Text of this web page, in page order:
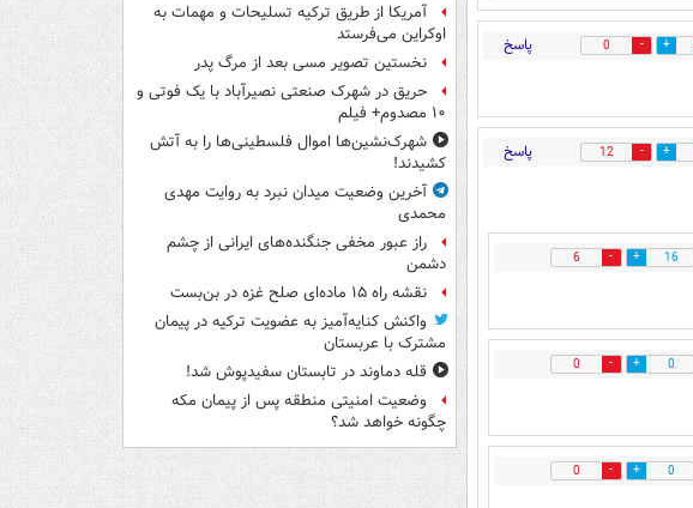
0 پاسخ
12 پاسخ
16
6
0
0
0
0
آمریکا از طریق ترکیه تسلیحات و مهمات به
اوکراین می‌فرستد
نخستین تصویر مسی بعد از مرگ پدر
حریق در شهرک صنعتی نصیرآباد با یک فوتی و
۱۰ مصدوم+ فیلم
شهرک‌نشین‌ها اموال فلسطینی‌ها را به آتش
کشیدند!
آخرین وضعیت میدان نبرد به روایت مهدی
محمدی
راز عبور مخفی جنگنده‌های ایرانی از چشم
دشمن
نقشه راه ۱۵ ماده‌ای صلح غزه در بن‌بست
واکنش کنایه‌آمیز به عضویت ترکیه در پیمان
مشترک با عربستان
قله دماوند در تابستان سفیدپوش شد!
وضعیت امنیتی منطقه پس از پیمان مکه
چگونه خواهد شد؟